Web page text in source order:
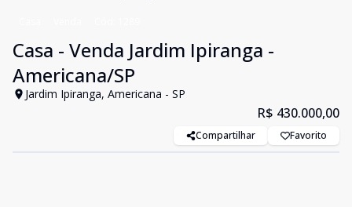
Casa - Venda Jardim Ipiranga -
Americana/SP
Jardim Ipiranga, Americana - SP
R$ 430.000,00
Compartilhar Favorito